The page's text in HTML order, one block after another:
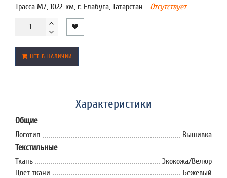
Трасса М7, 1022-км, г. Елабуга, Татарстан - Отсутствует
НЕТ В НАЛИЧИИ
Характеристики
Общие
Логотип Вышивка
Текстильные
Ткань
Экокожа/Велюр
Цвет ткани
Бежевый